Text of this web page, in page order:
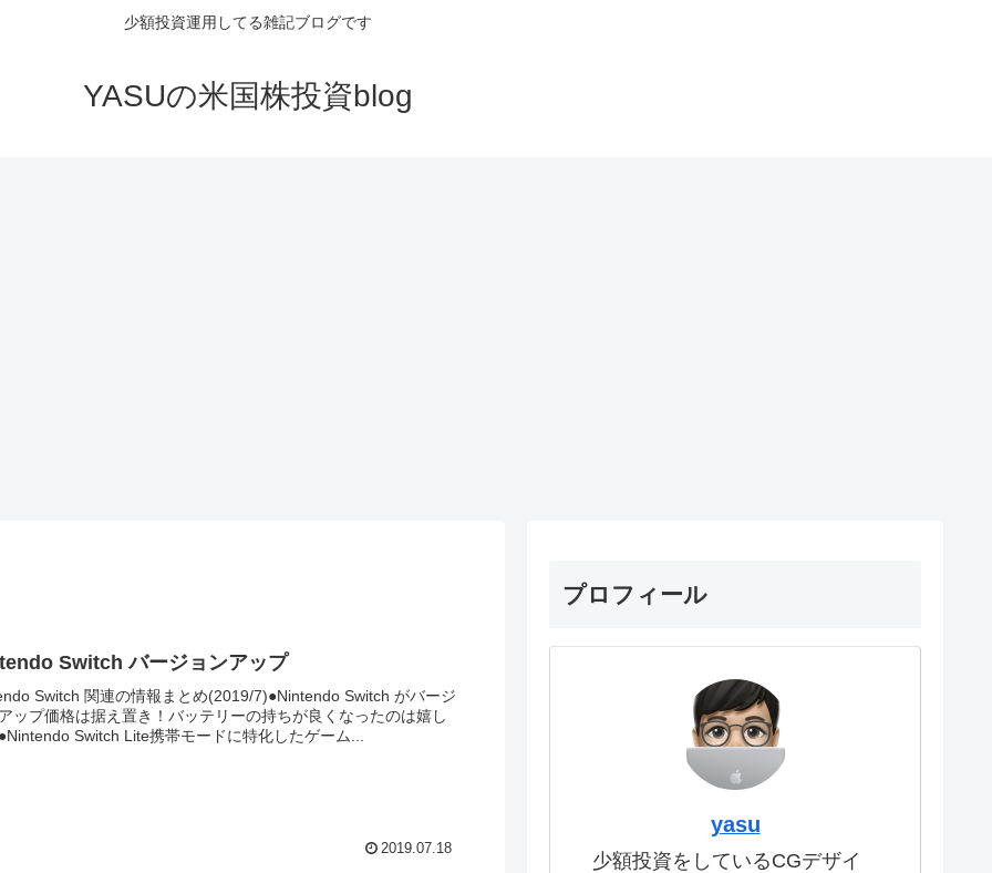
少額投資運用してる雑記ブログです
YASUの米国株投資blog
Switch バージョンアップ
Switch 関連の情報まとめ(2019/7)●Nintendo Switch がバージ
ップ価格は据え置き！バッテリーの持ちが良くなったのは嬉し
Switch Lite携帯モードに特化したゲーム...
2019.07.18
プロフィール
yasu
少額投資をしているCGデザイ